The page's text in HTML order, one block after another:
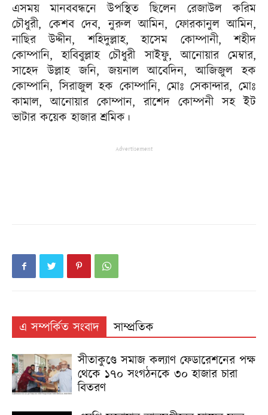
এসময় মানববন্ধনে উপস্থিত ছিলেন রেজাউল করিম
চৌধুরী, কেশব দেব, নুরুল আমিন, ফোরকানুল আমিন,
নাছির উদ্দীন, শহিদুল্লাহ, হাসেম কোম্পানী, শহীদ
কোম্পানি, হাবিবুল্লাহ চৌধুরী সাইফু, আনোয়ার মেম্বার,
সাহেদ উল্লাহ জনি, জয়নাল আবেদিন, আজিজুল হক
কোম্পানি, সিরাজুল হক কোম্পানি, মোঃ সেকান্দার, মোঃ
কামাল, আনোয়ার কোম্পান, রাশেদ কোম্পনী সহ ইট
ভাটার কয়েক হাজার শ্রমিক।
Advertisement
এ সম্পর্কিত সংবাদ
সাম্প্রতিক
সীতাকুণ্ডে সমাজ কল্যাণ ফেডারেশনের পক্ষ
থেকে ১৭০ সংগঠনকে ৩০ হাজার চারা
বিতরণ